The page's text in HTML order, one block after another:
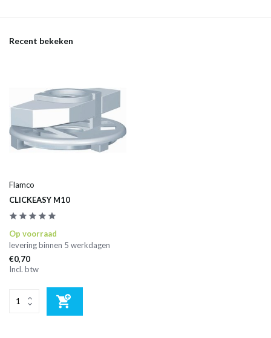
Recent bekeken
Flamco
CLICKEASY M10
Op voorraad
levering binnen 5 werkdagen
€0,70
Incl. btw